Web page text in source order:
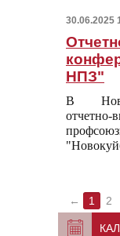
30.06.2025
НПЗ"
В
← 1 2